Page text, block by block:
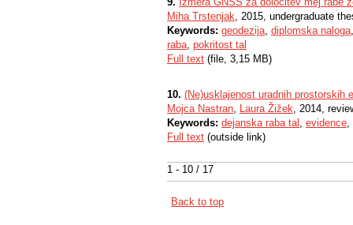
1 - 10 / 17
Miha Trstenjak, 2015, undergraduate
Keywords: geodezija, diplomska naloga
raba, pokritost tal
Full text (file, 3,15 MB)
10. (Ne)usklajenost uradnih prostorskih
Mojca Nastran, Laura Žižek, 2014,
Keywords: dejanska raba tal , evidence,
Full text (outside link)
Back to top